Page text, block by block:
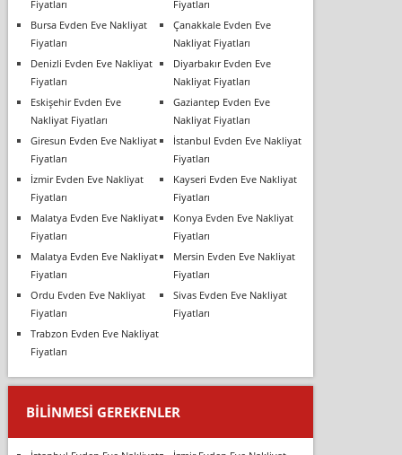
Fiyatları
Fiyatları
Bursa Evden Eve Nakliyat
Fiyatları
Çanakkale Evden Eve
Nakliyat Fiyatları
Denizli Evden Eve Nakliyat
Fiyatları
Diyarbakır Evden Eve
Nakliyat Fiyatları
Eskişehir Evden Eve
Nakliyat Fiyatları
Gaziantep Evden Eve
Nakliyat Fiyatları
Giresun Evden Eve Nakliyat
Fiyatları
İstanbul Evden Eve Nakliyat
Fiyatları
İzmir Evden Eve Nakliyat
Fiyatları
Kayseri Evden Eve Nakliyat
Fiyatları
Malatya Evden Eve Nakliyat
Fiyatları
Konya Evden Eve Nakliyat
Fiyatları
Malatya Evden Eve Nakliyat
Fiyatları
Mersin Evden Eve Nakliyat
Fiyatları
Ordu Evden Eve Nakliyat
Fiyatları
Sivas Evden Eve Nakliyat
Fiyatları
Trabzon Evden Eve Nakliyat
Fiyatları
BILINMESI GEREKENLER